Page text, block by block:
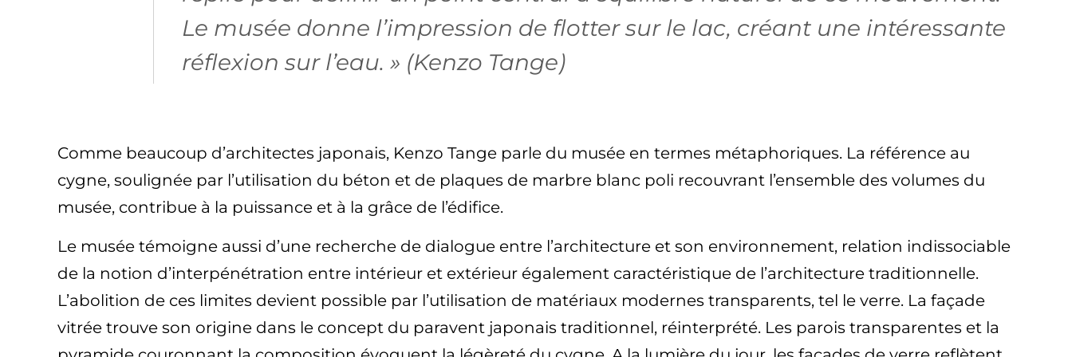
Le musée donne l’impression de flotter sur le lac, créant une intéressante
réflexion sur l’eau. » (Kenzo Tange)
Comme beaucoup d’architectes japonais, Kenzo Tange parle du musée en termes métaphoriques. La référence au
cygne, soulignée par l’utilisation du béton et de plaques de marbre blanc poli recouvrant l’ensemble des volumes du
musée, contribue à la puissance et à la grâce de l’édifice.
Le musée témoigne aussi d’une recherche de dialogue entre l’architecture et son environnement, relation indissociable
de la notion d’interpénétration entre intérieur et extérieur également caractéristique de l’architecture traditionnelle.
L’abolition de ces limites devient possible par l’utilisation de matériaux modernes transparents, tel le verre. La façade
vitrée trouve son origine dans le concept du paravent japonais traditionnel, réinterprété. Les parois transparentes et la